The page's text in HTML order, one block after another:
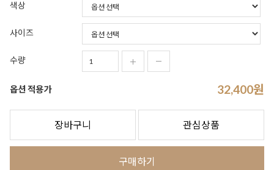
색상
사이즈
수량
옵션 적용가 32,400원
장바구니 관심상품
구매하기